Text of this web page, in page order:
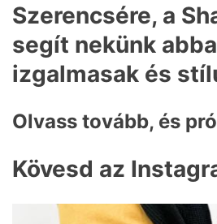
Szerencsére, a
segít nekünk
izgalmasak és
Olvass tovább, és
Kövesd az